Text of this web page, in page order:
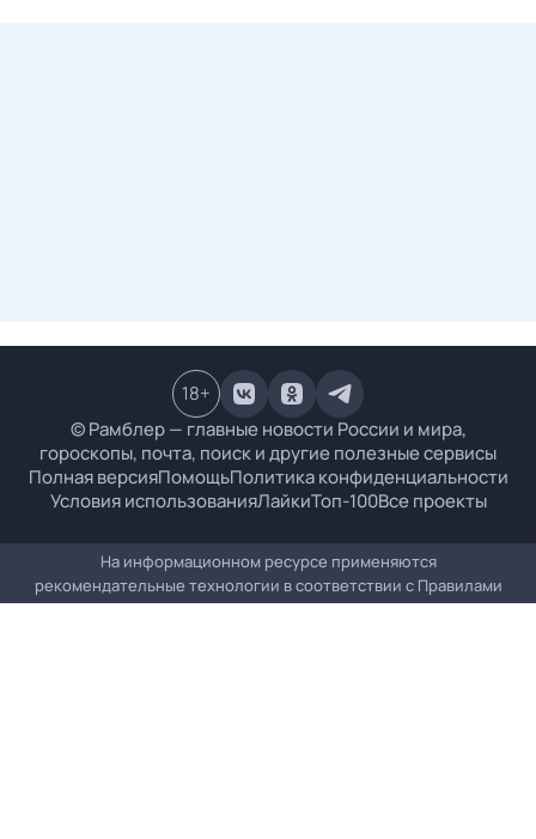
© Рамблер — главные новости России и мира,
гороскопы, почта, поиск и другие полезные сервисы
Полная версияПомощьПолитика конфиденциальности
Условия использованияЛайкиТоп-100Все проекты
18+
На информационном ресурсе применяются
рекомендательные технологии в соответствии с Правилами